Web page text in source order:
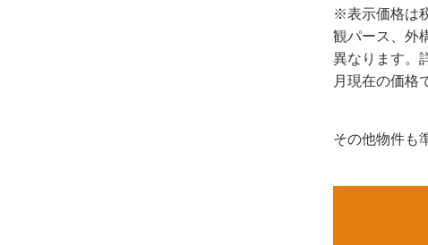
※表示価格は
観パース、外
異なります。
月現在の価格
その他物件も